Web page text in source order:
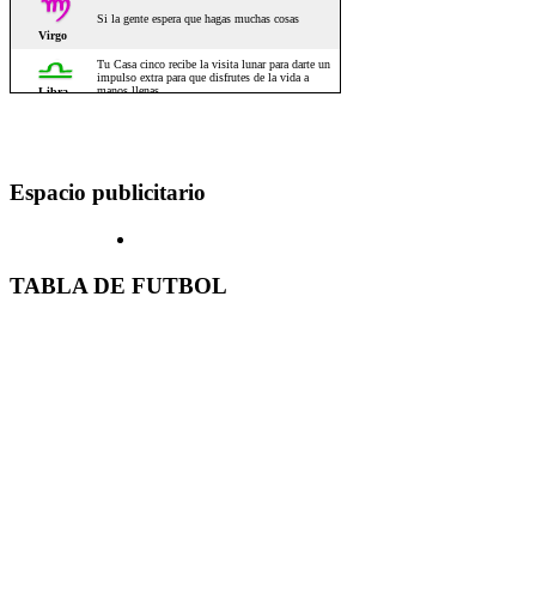
Espacio publicitario
TABLA DE FUTBOL